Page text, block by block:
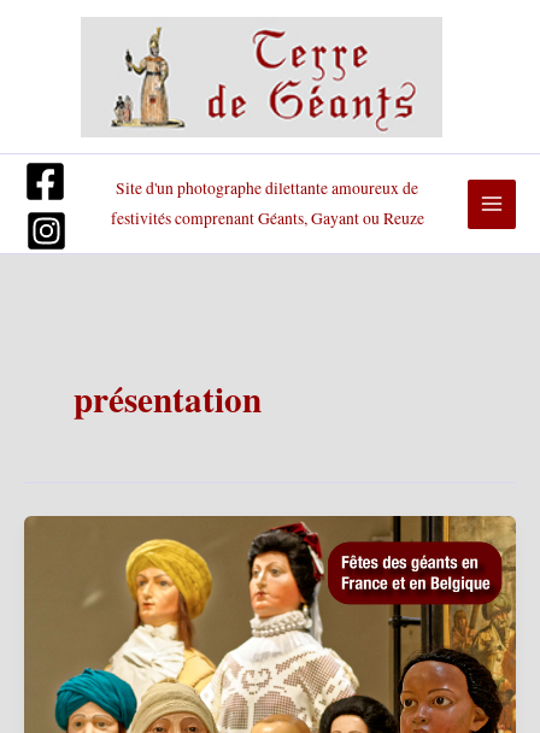
Site d'un photographe dilettante amoureux de
festivités comprenant Géants, Gayant ou Reuze
présentation